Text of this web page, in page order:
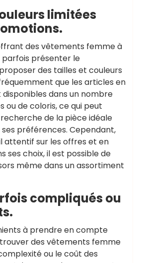
limitées
des vêtements femme à
présenter le
des tailles et couleurs
que les articles en
dans un nombre
ou de coloris, ce qui peut
de la pièce idéale
préférences. Cependant,
attentif sur les offres et en
ses choix, il est possible de
même dans un assortiment
compliqués ou
à prendre en compte
trouver des vêtements femme
ou le coût des